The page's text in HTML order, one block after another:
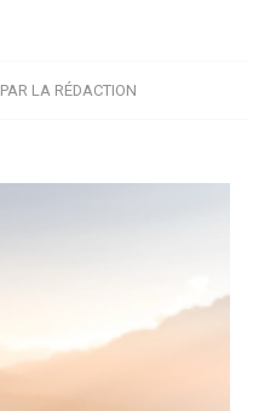
PAR LA RÉDACTION